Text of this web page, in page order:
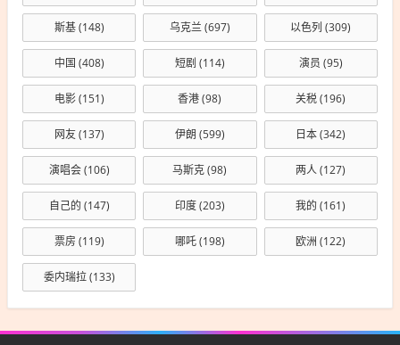
斯基(148) 乌克兰(697) 以色列 (309)
中国 (408) 短剧 (114) 演员 (95)
电影(151) 香港(98) 关税(196)
网友(137) 伊朗 (599) 日本(342)
演唱会(106) 马斯克(98) 两人(127)
自己的 (147) 印度(203) 我的 (161)
票房 (119) 哪吒(198) 欧洲 (122)
委内瑞拉(133)